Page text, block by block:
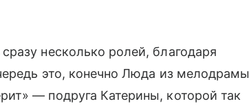
несколько ролей, благодаря
это, конечно Люда из мелодрамы
— подруга Катерины, которой так